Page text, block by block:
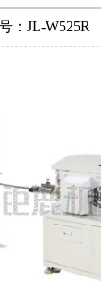
：JL-W525R